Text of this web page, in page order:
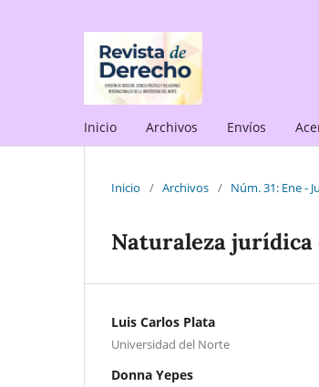
Inicio Archivos Envíos
Inicio / Archivos / Núm. 31: Ene -
Naturaleza jurídica
Luis Carlos Plata
Universidad del Norte
Donna Yepes